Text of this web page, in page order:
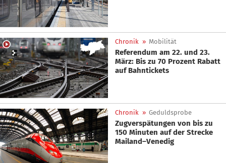
Chronik » Mobilität
Referendum am 22. und 23.
März: Bis zu 70 Prozent Rabatt
auf Bahntickets
Chronik » Geduldsprobe
Zugverspätungen von bis zu
150 Minuten auf der Strecke
Mailand–Venedig